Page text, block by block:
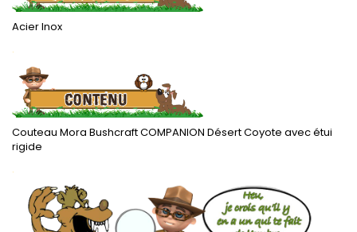
Acier Inox
.
Couteau Mora Bushcraft COMPANION Désert Coyote avec étui
rigide
.